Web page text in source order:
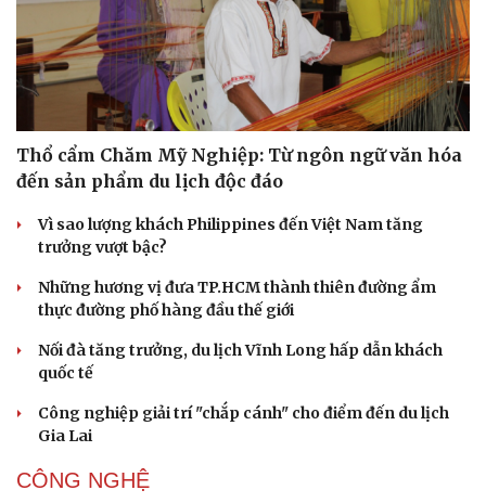
Ăn sạch sống khỏe
Thổ cẩm Chăm Mỹ Nghiệp: Từ ngôn ngữ văn hóa
đến sản phẩm du lịch độc đáo
Vì sao lượng khách Philippines đến Việt Nam tăng
trưởng vượt bậc?
Những hương vị đưa TP.HCM thành thiên đường ẩm
thực đường phố hàng đầu thế giới
Nối đà tăng trưởng, du lịch Vĩnh Long hấp dẫn khách
quốc tế
Công nghiệp giải trí "chắp cánh" cho điểm đến du lịch
Gia Lai
CÔNG NGHỆ